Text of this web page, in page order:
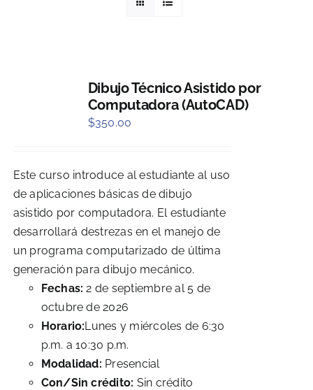
Dibujo Técnico Asistido por
Computadora (AutoCAD)
$350.00
Este curso introduce al estudiante al uso
de aplicaciones básicas de dibujo
asistido por computadora. El estudiante
desarrollará destrezas en el manejo de
un programa computarizado de última
generación para dibujo mecánico.
Fechas: 2 de septiembre al 5 de
octubre de 2026
Horario:Lunes y miércoles de 6:30
p.m. a 10:30 p.m.
Modalidad: Presencial
Con/Sin crédito: Sin crédito